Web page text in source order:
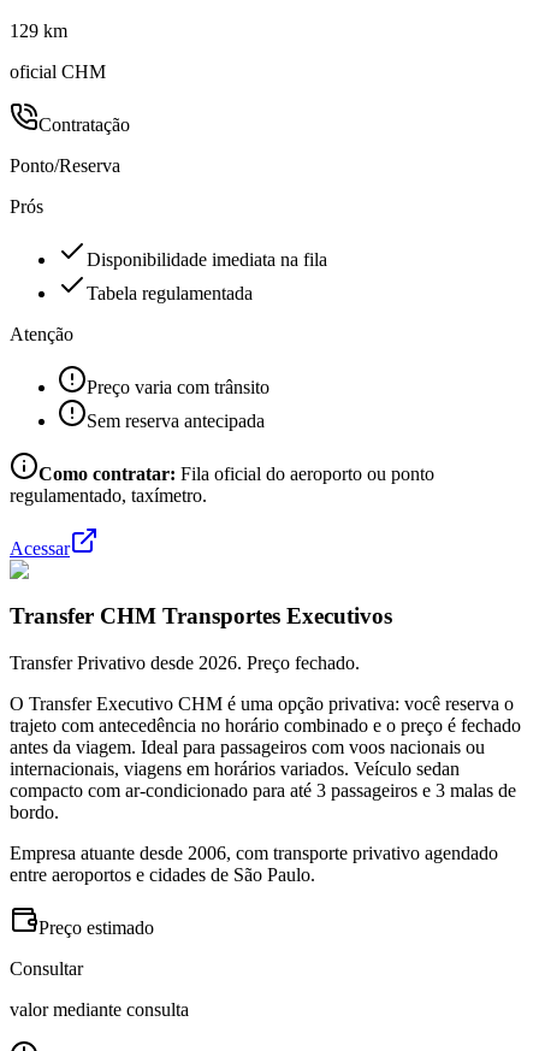
129 km
oficial CHM
Contratação
Ponto/Reserva
Prós
Disponibilidade imediata na fila
Tabela regulamentada
Atenção
Preço varia com trânsito
Sem reserva antecipada
Como contratar: Fila oficial do aeroporto ou ponto
regulamentado, taxímetro.
Acessar
Transfer CHM Transportes Executivos
Transfer Privativo desde 2026. Preço fechado.
O Transfer Executivo CHM é uma opção privativa: você reserva o
trajeto com antecedência no horário combinado e o preço é fechado
antes da viagem. Ideal para passageiros com voos nacionais ou
internacionais, viagens em horários variados. Veículo sedan
compacto com ar-condicionado para até 3 passageiros e 3 malas de
bordo.
Empresa atuante desde 2006, com transporte privativo agendado
entre aeroportos e cidades de São Paulo.
Preço estimado
Consultar
valor mediante consulta